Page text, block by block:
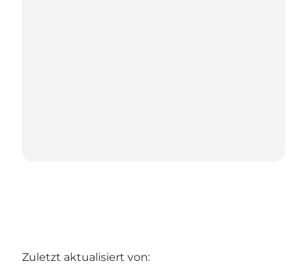
Zuletzt aktualisiert von: